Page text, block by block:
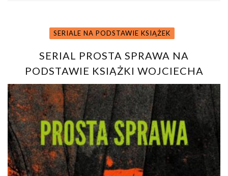
SERIALE NA PODSTAWIE KSIĄŻEK
SERIAL PROSTA SPRAWA NA
PODSTAWIE KSIĄŻKI WOJCIECHA
CHMIELARZA – RUSZYŁY ZDJĘCIA